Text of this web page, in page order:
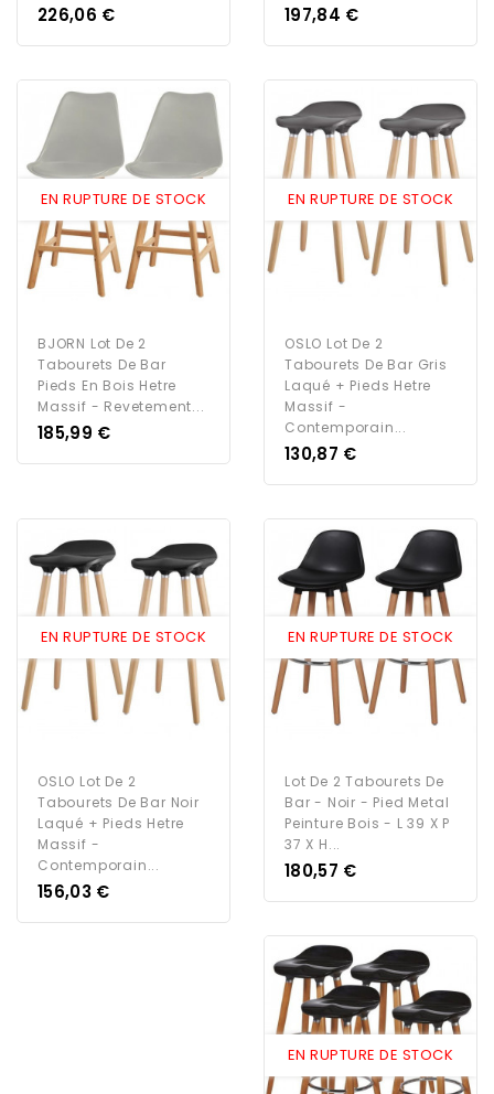
Prix
226,06 € Prix
197,84 €
EN RUPTURE DE STOCK
BJORN Lot De 2
Tabourets De Bar
Pieds En Bois Hetre
Massif - Revetement...
Prix
185,99 €
EN RUPTURE DE STOCK
OSLO Lot De 2
Tabourets De Bar Gris
Laqué + Pieds Hetre
Massif -
Contemporain...
Prix
130,87 €
EN RUPTURE DE STOCK
OSLO Lot De 2
Tabourets De Bar Noir
Laqué + Pieds Hetre
Massif -
Contemporain...
Prix
156,03 €
EN RUPTURE DE STOCK
Lot De 2 Tabourets De
Bar - Noir - Pied Metal
Peinture Bois - L 39 X P
37 X H...
Prix
180,57 €
EN RUPTURE DE STOCK